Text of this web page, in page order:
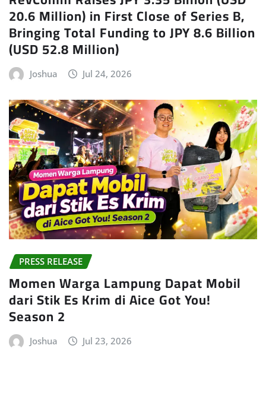
20.6 Million) in First Close of Series B,
Bringing Total Funding to JPY 8.6 Billion
(USD 52.8 Million)
Joshua Jul 24, 2026
PRESS RELEASE
Momen Warga Lampung Dapat Mobil
dari Stik Es Krim di Aice Got You!
Season 2
Joshua Jul 23, 2026